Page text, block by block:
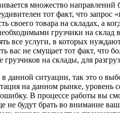
множество
тот факт, что
товара на складах, а
грузчики на
все услуги, в которых
вас не смущает тот факт,
на склады, для
данной ситуации, так это о
на данном рынке,
В процессе работы вы
будут брать во внимание